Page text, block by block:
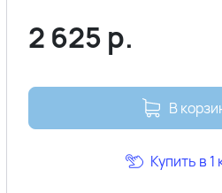
2 625 р.
В
Купить в 1